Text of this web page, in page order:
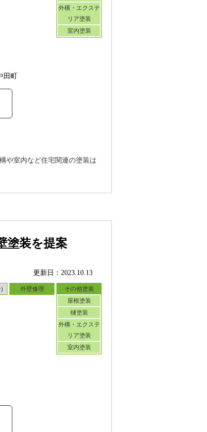
外構・エクステ
リア塗装
室内塗装
町
や室内など住宅関連の塗装は
塗装を提案
更新日：2023.10.13
外壁修理
その他塗装
屋根塗装
樋塗装
外構・エクステ
リア塗装
室内塗装